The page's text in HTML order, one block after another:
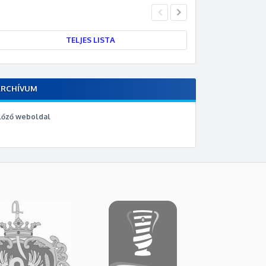
TELJES LISTA
weboldal